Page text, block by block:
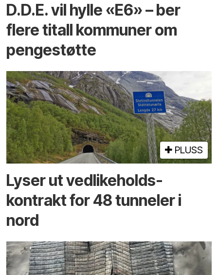
D.D.E. vil hylle «E6» – ber
flere titall kommuner om
pengestøtte
PLUSS
Lyser ut vedlikeholds­
kontrakt for 48 tunneler i
nord